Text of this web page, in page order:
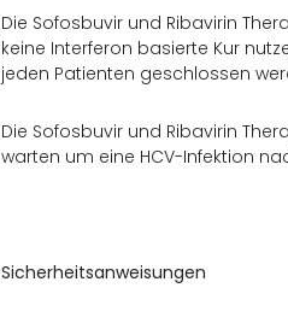
Die Sofosbuvir und Ribavirin
keine Interferon basierte Kur
jeden Patienten geschlossen
Die Sofosbuvir und Ribavirin
warten um eine HCV-Infektion
Sicherheitsanweisungen